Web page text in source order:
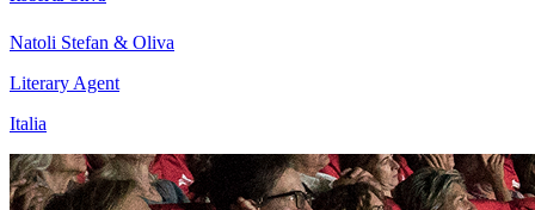
Natoli Stefan & Oliva
Literary Agent
Italia